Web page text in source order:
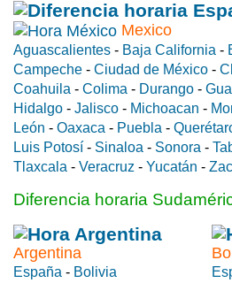
Mexico
Aguascalientes - Baja California -
Campeche - Ciudad de México -
Coahuila - Colima - Durango -
Hidalgo - Jalisco - Michoacan -
León - Oaxaca - Puebla -
Luis Potosí - Sinaloa - Sonora -
Tlaxcala - Veracruz - Yucatán -
Diferencia horaria
Argentina
España - Bolivia